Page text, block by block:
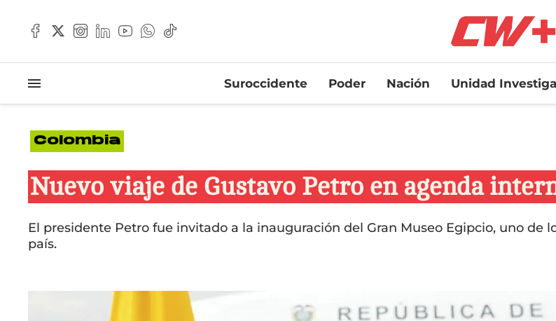
Suroccidente Poder Nación Unidad
Colombia
Nuevo viaje de Gustavo Petro en agenda
El presidente Petro fue invitado a la inauguración del Gran Museo Egipcio, uno de
país.